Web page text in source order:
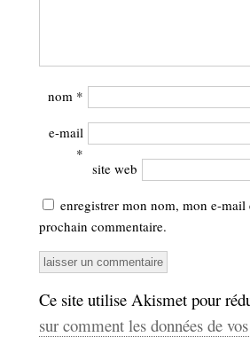
nom *
e-mail
*
site web
enregistrer mon nom, mon e-
prochain commentaire.
Ce site utilise Akismet pour
sur comment les données de